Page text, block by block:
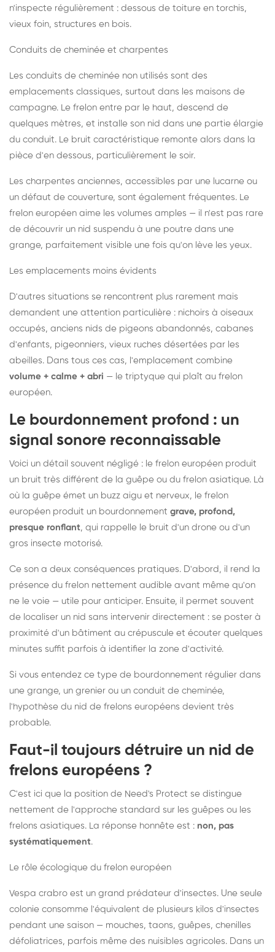
n'inspecte régulièrement : dessous de toiture en torchis,
vieux foin, structures en bois.
Conduits de cheminée et charpentes
Les conduits de cheminée non utilisés sont des
emplacements classiques, surtout dans les maisons de
campagne. Le frelon entre par le haut, descend de
quelques mètres, et installe son nid dans une partie élargie
du conduit. Le bruit caractéristique remonte alors dans la
pièce d'en dessous, particulièrement le soir.
Les charpentes anciennes, accessibles par une lucarne ou
un défaut de couverture, sont également fréquentes. Le
frelon européen aime les volumes amples — il n'est pas rare
de découvrir un nid suspendu à une poutre dans une
grange, parfaitement visible une fois qu'on lève les yeux.
Les emplacements moins évidents
D'autres situations se rencontrent plus rarement mais
demandent une attention particulière : nichoirs à oiseaux
occupés, anciens nids de pigeons abandonnés, cabanes
d'enfants, pigeonniers, vieux ruches désertées par les
abeilles. Dans tous ces cas, l'emplacement combine
volume + calme + abri — le triptyque qui plaît au frelon
européen.
Le bourdonnement profond : un
signal sonore reconnaissable
Voici un détail souvent négligé : le frelon européen produit
un bruit très différent de la guêpe ou du frelon asiatique. Là
où la guêpe émet un buzz aigu et nerveux, le frelon
européen produit un bourdonnement grave, profond,
presque ronflant, qui rappelle le bruit d'un drone ou d'un
gros insecte motorisé.
Ce son a deux conséquences pratiques. D'abord, il rend la
présence du frelon nettement audible avant même qu'on
ne le voie — utile pour anticiper. Ensuite, il permet souvent
de localiser un nid sans intervenir directement : se poster à
proximité d'un bâtiment au crépuscule et écouter quelques
minutes suffit parfois à identifier la zone d'activité.
Si vous entendez ce type de bourdonnement régulier dans
une grange, un grenier ou un conduit de cheminée,
l'hypothèse du nid de frelons européens devient très
probable.
Faut-il toujours détruire un nid de
frelons européens ?
C'est ici que la position de Need's Protect se distingue
nettement de l'approche standard sur les guêpes ou les
frelons asiatiques. La réponse honnête est : non, pas
systématiquement.
Le rôle écologique du frelon européen
Vespa crabro est un grand prédateur d'insectes. Une seule
colonie consomme l'équivalent de plusieurs kilos d'insectes
pendant une saison — mouches, taons, guêpes, chenilles
défoliatrices, parfois même des nuisibles agricoles. Dans un